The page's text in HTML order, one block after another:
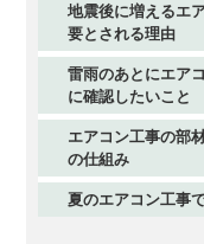
地震後に増えるエ
要とされる理由
雷雨のあとにエア
に確認したいこと
エアコン工事の部
の仕組み
夏のエアコン工事